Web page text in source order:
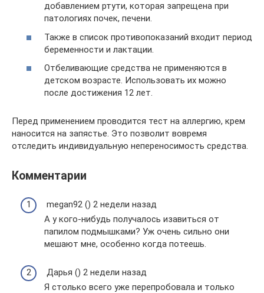
добавлением ртути, которая запрещена при
патологиях почек, печени.
Также в список противопоказаний входит период
беременности и лактации.
Отбеливающие средства не применяются в
детском возрасте. Использовать их можно
после достижения 12 лет.
Перед применением проводится тест на аллергию, крем
наносится на запястье. Это позволит вовремя
отследить индивидуальную непереносимость средства.
Комментарии
megan92 () 2 недели назад
А у кого-нибудь получалось изавиться от
папилом подмышками? Уж очень сильно они
мешают мне, особенно когда потеешь.
Дарья () 2 недели назад
Я столько всего уже перепробовала и только